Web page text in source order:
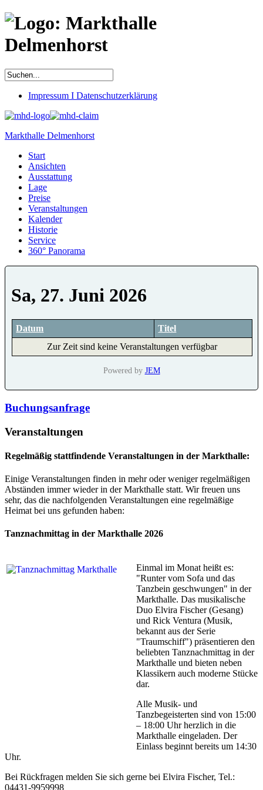
Impressum I Datenschutzerklärung
Markthalle Delmenhorst
Start
Ansichten
Ausstattung
Lage
Preise
Veranstaltungen
Kalender
Historie
Service
360° Panorama
Sa, 27. Juni 2026
Datum
Titel
Zur Zeit sind keine Veranstaltungen verfügbar
Powered by JEM
Buchungsanfrage
Veranstaltungen
Regelmäßig stattfindende Veranstaltungen in der Markthalle:
Einige Veranstaltungen finden in mehr oder weniger regelmäßigen
Abständen immer wieder in der Markthalle statt. Wir freuen uns
sehr, das die nachfolgenden Veranstaltungen eine regelmäßige
Heimat bei uns gefunden haben:
Tanznachmittag in der Markthalle 2026
Einmal im Monat heißt es:
"Runter vom Sofa und das
Tanzbein geschwungen" in der
Markthalle. Das musikalische
Duo Elvira Fischer (Gesang)
und Rick Ventura (Musik,
bekannt aus der Serie
"Traumschiff") präsentieren den
beliebten Tanznachmittag in der
Markthalle und bieten neben
Klassikern auch moderne Stücke
dar.
Alle Musik- und
Tanzbegeisterten sind von 15:00
– 18:00 Uhr herzlich in die
Markthalle eingeladen. Der
Einlass beginnt bereits um 14:30
Uhr.
Bei Rückfragen melden Sie sich gerne bei Elvira Fischer, Tel.:
04431-9959998